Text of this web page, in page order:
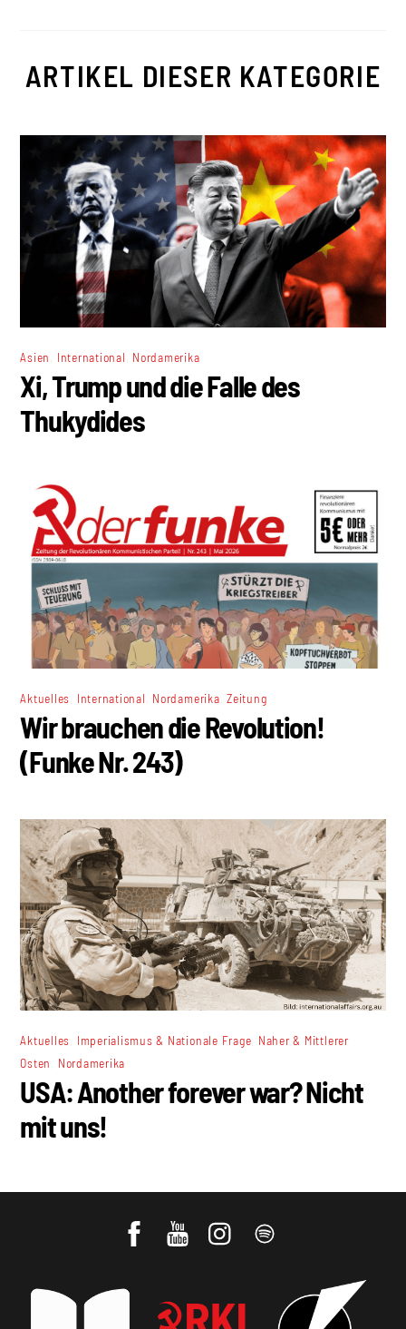
ARTIKEL DIESER KATEGORIE
Asien International Nordamerika
Xi, Trump und die Falle des
Thukydides
Aktuelles International Nordamerika ,Zeitung
Wir brauchen die Revolution!
(Funke Nr. 243)
Aktuelles Imperialismus & Nationale Frage Naher & Mittlerer
Osten
Nordamerika
USA: Another forever war? Nicht
mit uns!